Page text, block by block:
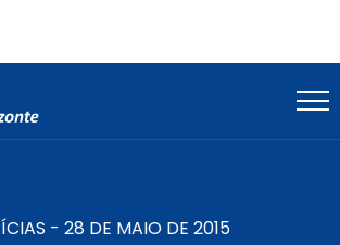
- 28 DE MAIO DE 2015